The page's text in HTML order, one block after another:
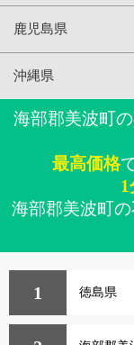
鹿児島県
沖縄県
海部郡美波町
最高価格
1
海部郡美波町
1